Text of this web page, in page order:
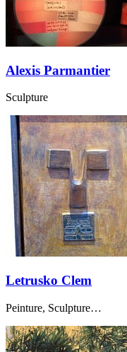
Alexis Parmantier
Sculpture
Letrusko Clem
Peinture, Sculpture…